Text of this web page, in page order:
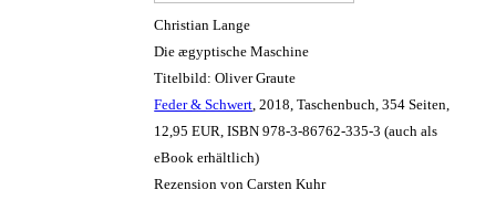
Christian Lange
Die ægyptische Maschine
Titelbild: Oliver Graute
Feder & Schwert , 2018, Taschenbuch, 354 Seiten,
12,95 EUR, ISBN 978-3-86762-335-3 (auch als
eBook erhältlich)
Rezension von Carsten Kuhr